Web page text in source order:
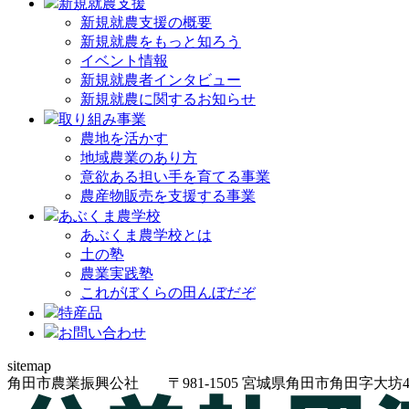
新規就農支援
新規就農支援の概要
新規就農をもっと知ろう
イベント情報
新規就農者インタビュー
新規就農に関するお知らせ
取り組み事業
農地を活かす
地域農業のあり方
意欲ある担い手を育てる事業
農産物販売を支援する事業
あぶくま農学校
あぶくま農学校とは
土の塾
農業実践塾
これがぼくらの田んぼだぞ
特産品
お問い合わせ
sitemap
角田市農業振興公社 〒981-1505 宮城県角田市角田字大坊